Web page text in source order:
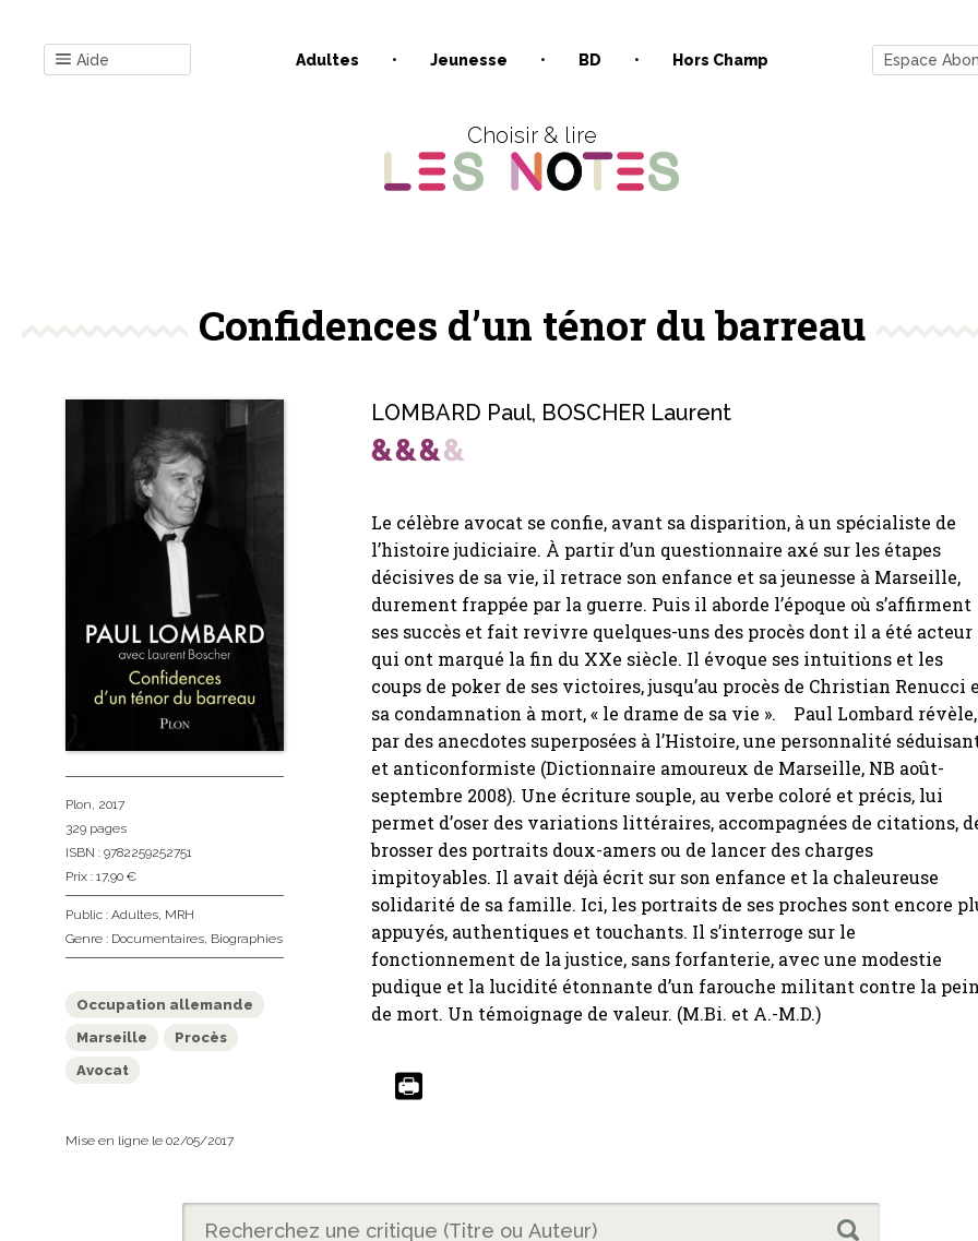
Aide Adultes Jeunesse BD Hors Champ Espace
Choisir & lire
Confidences d’un ténor du barreau
LOMBARD Paul, BOSCHER Laurent
Le célèbre avocat se confie, avant sa disparition, à un spécialiste de
l’histoire judiciaire. À partir d’un questionnaire axé sur les étapes
décisives de sa vie, il retrace son enfance et sa jeunesse à Marseille,
durement frappée par la guerre. Puis il aborde l’époque où s’affirment
ses succès et fait revivre quelques-uns des procès dont il a été acteur
qui ont marqué la fin du XXe siècle. Il évoque ses intuitions et les
coups de poker de ses victoires, jusqu’au procès de Christian Renucci
sa condamnation à mort, « le drame de sa vie ». Paul Lombard révèle,
par des anecdotes superposées à l’Histoire, une personnalité
et anticonformiste (Dictionnaire amoureux de Marseille, NB août-
septembre 2008). Une écriture souple, au verbe coloré et précis, lui
permet d’oser des variations littéraires, accompagnées de citations,
brosser des portraits doux-amers ou de lancer des charges
impitoyables. Il avait déjà écrit sur son enfance et la chaleureuse
solidarité de sa famille. Ici, les portraits de ses proches sont encore
appuyés, authentiques et touchants. Il s’interroge sur le
fonctionnement de la justice, sans forfanterie, avec une modestie
pudique et la lucidité étonnante d’un farouche militant contre la
de mort. Un témoignage de valeur. (M.Bi. et A.-M.D.)
Plon , 2017
329 pages
ISBN : 9782259252751
Prix : 17,90 €
Public : Adultes MRH
Genre : Documentaires Biographies
Occupation allemande
Marseille
Procès
Avocat
Mise en ligne le 02/05/2017